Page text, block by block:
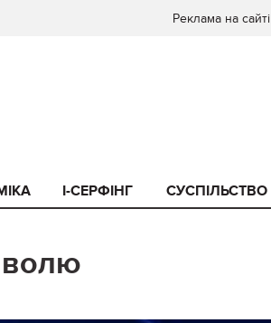
Реклама на сайті
I-СЕРФІНГ СУСПІЛЬСТВО
волю